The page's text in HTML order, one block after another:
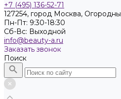
+7 (495) 136-52-71
127254, город Москва,
Пн-Пт: 9:30-18:30
Cб-Вс: Выходной
info@beauty-a.ru
Заказать звонок
Поиск